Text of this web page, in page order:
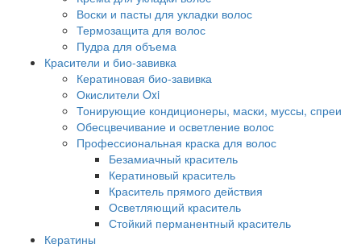
Воски и пасты для укладки волос
Термозащита для волос
Пудра для объема
Красители и био-завивка
Кератиновая био-завивка
Окислители Oxi
Тонирующие кондиционеры, маски, муссы, спреи
Обесцвечивание и осветление волос
Профессиональная краска для волос
Безамиачный краситель
Кератиновый краситель
Краситель прямого действия
Осветляющий краситель
Стойкий перманентный краситель
Кератины